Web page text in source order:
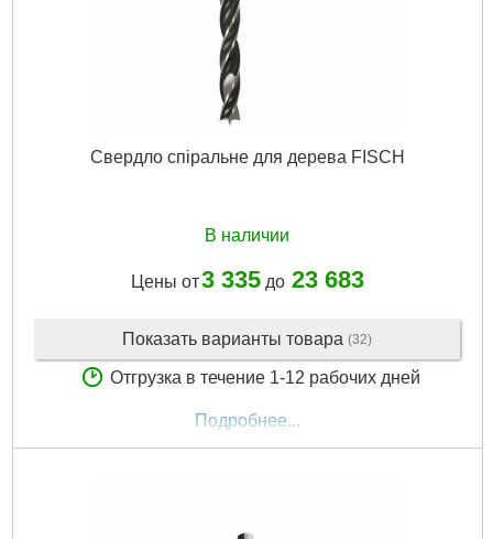
Свердло спіральне для дерева FISCH
В наличии
Цены от3 335до 23 683
Показать варианты товара (32)
Отгрузка в течение 1-12 рабочих дней
Подробнее...